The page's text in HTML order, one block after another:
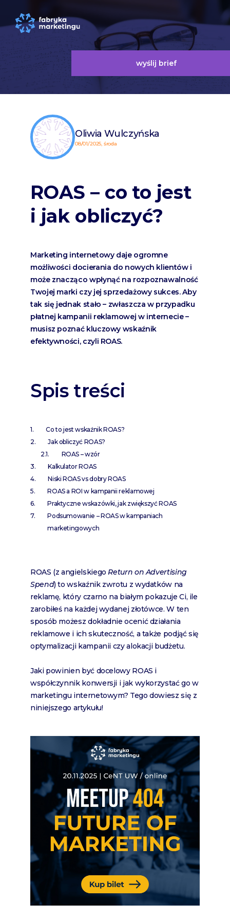
wyślij brief
Oliwia Wulczyńska
08/01/2025, środa
ROAS – co to jest
i jak obliczyć?
Marketing internetowy daje ogromne
możliwości docierania do nowych klientów i
może znacząco wpłynąć na rozpoznawalność
Twojej marki czy jej sprzedażowy sukces. Aby
tak się jednak stało – zwłaszcza w przypadku
płatnej kampanii reklamowej w internecie –
musisz poznać kluczowy wskaźnik
efektywności, czyli ROAS.
Spis treści
Co to jest wskaźnik ROAS?
Jak obliczyć ROAS?
ROAS – wzór
Kalkulator ROAS
Niski ROAS vs dobry ROAS
ROAS a ROI w kampanii reklamowej
Praktyczne wskazówki, jak zwiększyć ROAS
Podsumowanie – ROAS w kampaniach
marketingowych
ROAS (z angielskiegoReturn on Advertising
Spend) to wskaźnik zwrotu z wydatków na
reklamę, który czarno na białym pokazuje Ci, ile
zarobiłeś na każdej wydanej złotówce. W ten
sposób możesz dokładnie ocenić działania
reklamowe i ich skuteczność, a także podjąć się
optymalizacji kampanii czy alokacji budżetu.
Jaki powinien być docelowy ROAS i
współczynnik konwersji i jak wykorzystać go w
marketingu internetowym? Tego dowiesz się z
niniejszego artykułu!